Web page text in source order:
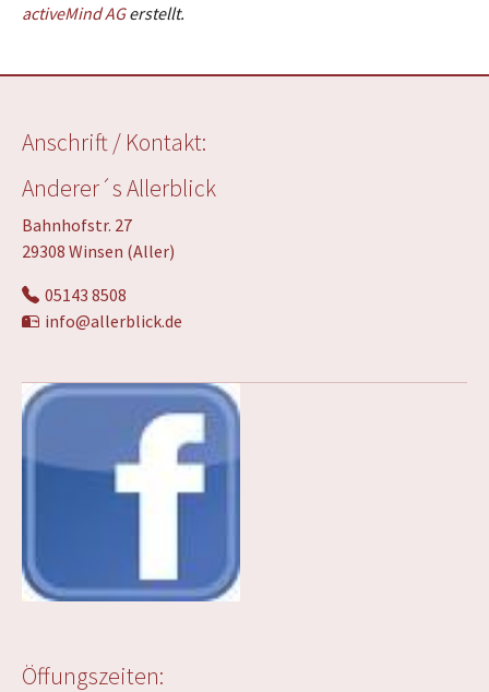
activeMind AGerstellt.
Anschrift / Kontakt:
Anderer´s Allerblick
Bahnhofstr. 27
29308 Winsen (Aller)
05143 8508
info@allerblick.de
Öffungszeiten: